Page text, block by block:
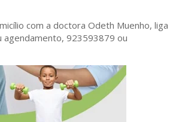
com a doctora Odeth Muenho, liga
agendamento, 923593879 ou